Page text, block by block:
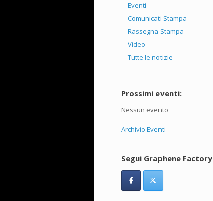
Eventi
Comunicati Stampa
Rassegna Stampa
Video
Tutte le notizie
Prossimi eventi:
Nessun evento
Archivio Eventi
Segui Graphene Factory